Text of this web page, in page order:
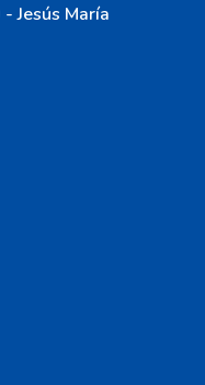
Jesús María